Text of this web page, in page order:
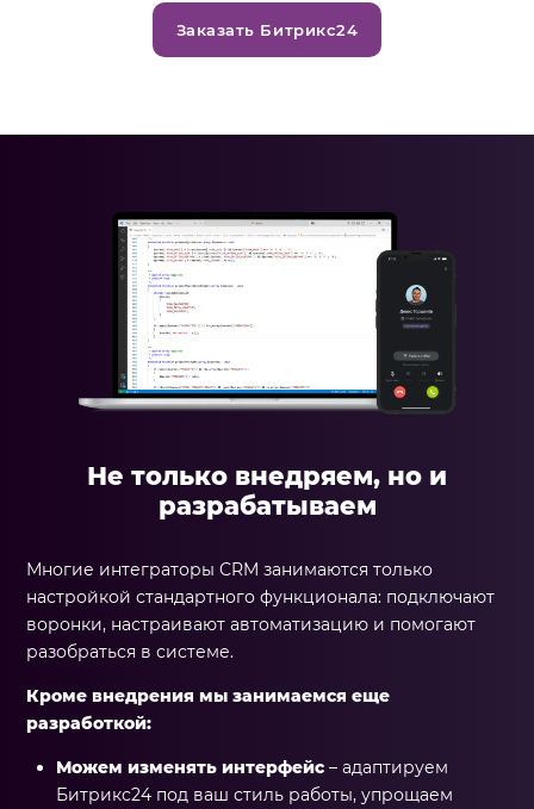
Заказать Битрикс24
Не только внедряем, но и
разрабатываем
Многие интеграторы CRM занимаются только
настройкой стандартного функционала: подключают
воронки, настраивают автоматизацию и помогают
разобраться в системе.
Кроме внедрения мы занимаемся еще
разработкой:
Можем изменять интерфейс – адаптируем
Битрикс24 под ваш стиль работы, упрощаем